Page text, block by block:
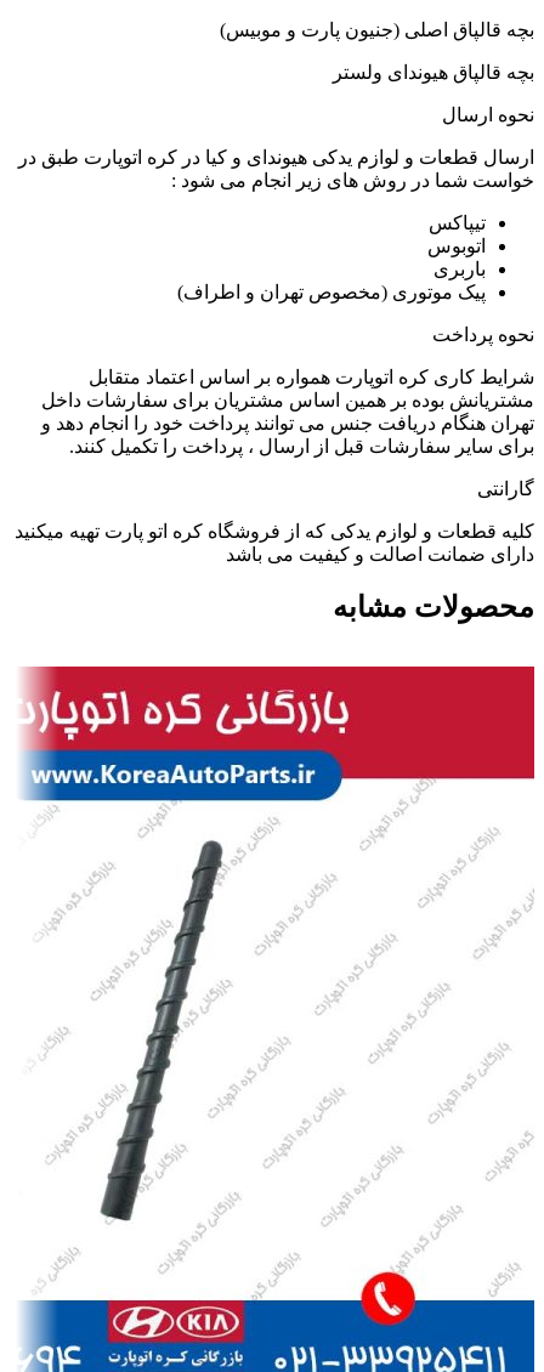
بچه قالپاق اصلی (جنیون پارت و موبیس)
بچه قالپاق هیوندای ولستر
نحوه ارسال
ارسال قطعات و لوازم یدکی هیوندای و کیا در کره اتوپارت طبق در
خواست شما در روش های زیر انجام می شود :
تیپاکس
اتوبوس
باربری
پیک موتوری (مخصوص تهران و اطراف)
نحوه پرداخت
شرایط کاری کره اتوپارت همواره بر اساس اعتماد متقابل
مشتریانش بوده بر همین اساس مشتریان برای سفارشات داخل
تهران هنگام دریافت جنس می توانند پرداخت خود را انجام دهد و
برای سایر سفارشات قبل از ارسال ، پرداخت را تکمیل کنند.
گارانتی
کلیه قطعات و لوازم یدکی که از فروشگاه کره اتو پارت تهیه میکنید
دارای ضمانت اصالت و کیفیت می باشد
محصولات مشابه